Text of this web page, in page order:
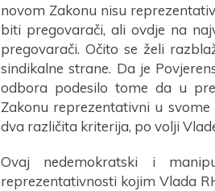
novom Zakonu nisu
biti pregovarači, ali ovdje na
pregovarači. Očito se želi
sindikalne strane. Da je
odbora podesilo tome da u
Zakonu reprezentativni u
dva različita kriterija, po volji
Ovaj nedemokratski i
reprezentativnosti kojim Vlada